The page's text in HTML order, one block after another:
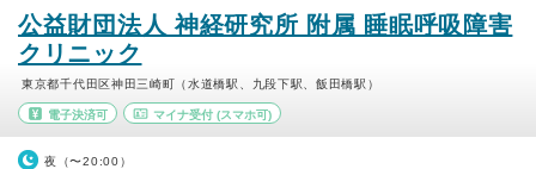
公益財団法人 神経研究所 附属 睡眠呼吸障害
クリニック
東京都千代田区神田三崎町（水道橋駅、九段下駅、飯田橋駅）
電子決済可 マイナ受付(スマホ可)
夜（〜20:00）